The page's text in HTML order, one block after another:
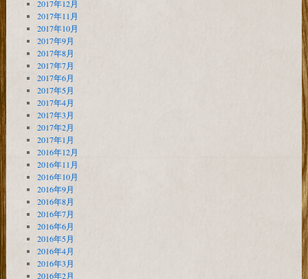
2017年12月
2017年11月
2017年10月
2017年9月
2017年8月
2017年7月
2017年6月
2017年5月
2017年4月
2017年3月
2017年2月
2017年1月
2016年12月
2016年11月
2016年10月
2016年9月
2016年8月
2016年7月
2016年6月
2016年5月
2016年4月
2016年3月
2016年2月